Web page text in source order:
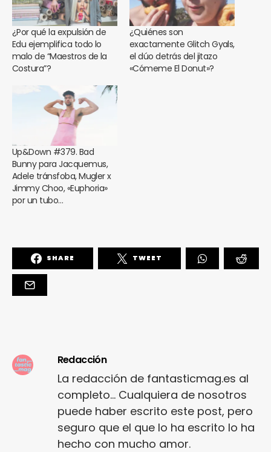
¿Por qué la expulsión de
Edu ejemplifica todo lo
malo de “Maestros de la
Costura”?
¿Quiénes son
exactamente Glitch Gyals,
el dúo detrás del jitazo
«Cómeme El Donut»?
Up&Down #379. Bad
Bunny para Jacquemus,
Adele tránsfoba, Mugler x
Jimmy Choo, «Euphoria»
por un tubo…
SHARE TWEET
Redacción
La redacción de fantasticmag.es al
completo... Cualquiera de nosotros
puede haber escrito este post, pero
seguro que el que lo ha escrito lo ha
hecho con mucho amor.